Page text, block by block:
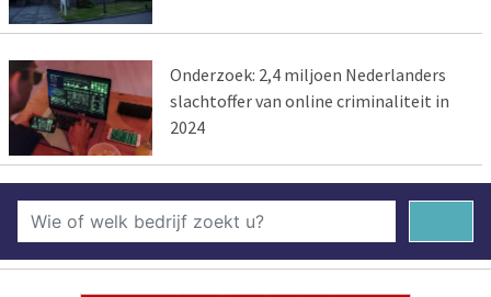
Onderzoek: 2,4 miljoen Nederlanders
slachtoffer van online criminaliteit in
2024